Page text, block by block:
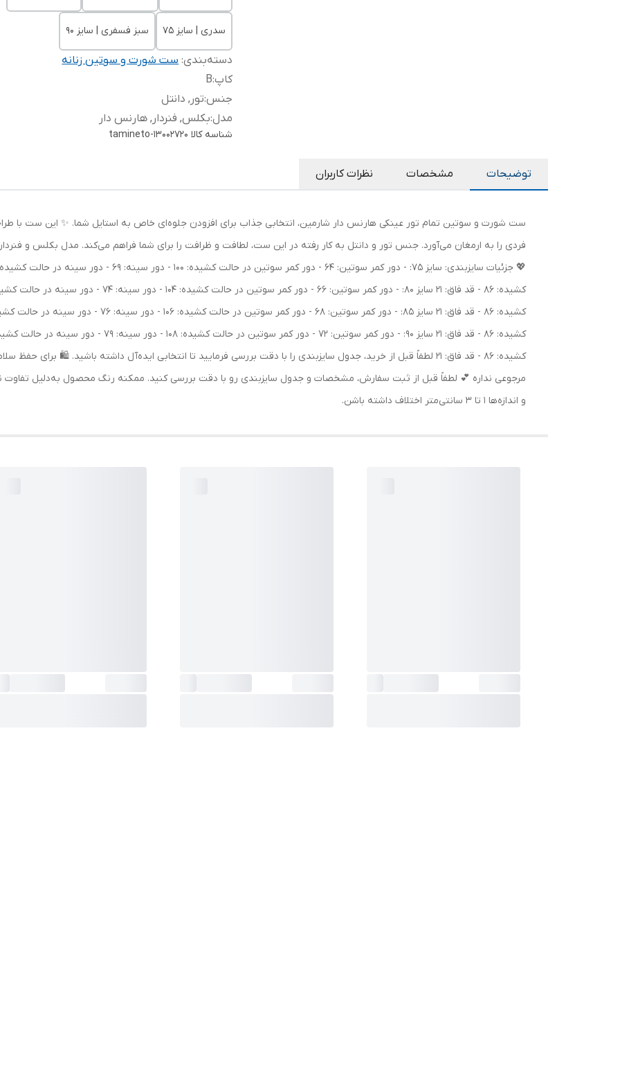
سدری | سایز 75 سبز فسفری | سایز 90
دسته‌بندی:ست شورت و سوتین زنانه
کاپ:
B
جنس:تور, دانتل
مدل:بکلس, فنردار, هارنس دار
شناسه کالا tamineto-13002720
توضیحات مشخصات نظرات کاربران
ست شورت و سوتین تمام تور عینکی هارنس دار شارمین، انتخابی جذاب برای افزودن جلوه‌ای خاص به استایل شما. ✨ این ست با
فردی را به ارمغان می‌آورد. جنس تور و دانتل به کار رفته در این ست، لطافت و ظرافت را برای شما فراهم می‌کند. مدل بکلس و
کشیده: 86 - قد فاق: 21 لطفاً قبل از خرید، جدول سایزبندی را با دقت بررسی فرمایید تا انتخابی ایده‌آل داشته باشید. 🛍️
و اندازه‌ها ۱ تا ۳ سانتی‌متر اختلاف داشته باشن.